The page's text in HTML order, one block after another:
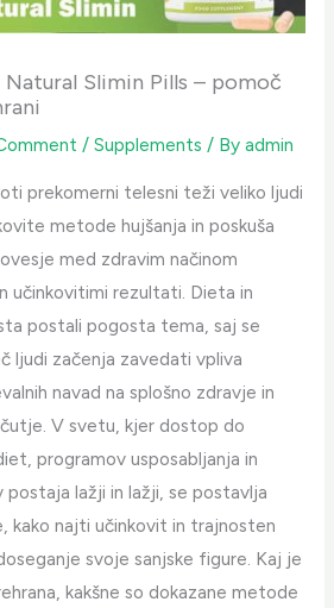
Slimin Pills – pomoč
/ Supplements / By admin
prekomerni telesni teži veliko ljudi
metode hujšanja in poskuša
med zdravim načinom
učinkovitimi rezultati. Dieta in
postali pogosta tema, saj se
ljudi začenja zavedati vpliva
navad na splošno zdravje in
V svetu, kjer dostop do
programov usposabljanja in
postaja lažji in lažji, se postavlja
kako najti učinkovit in trajnosten
svoje sanjske figure. Kaj je
kakšne so dokazane metode